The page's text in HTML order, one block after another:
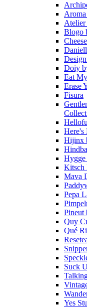
Atelier
Blogo
Doiy
Eat
Erase
Fisura
Here's
Hijinx
Hygge
Kitsch
Mava
Pepa
Pineut
Quy
Qué
Suck
Yes